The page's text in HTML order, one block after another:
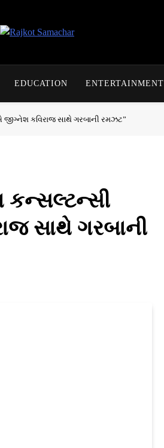
EDUCATION ENTERTAINMENT
કવિરાજ સાથે ગરબાની રમઝટ”
સાથે ગરબાની